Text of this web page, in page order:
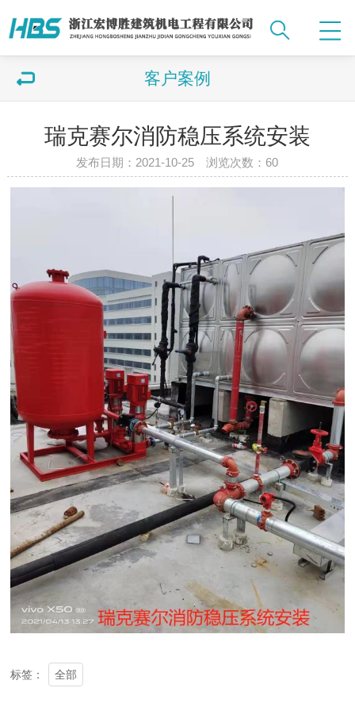
客户案例
瑞克赛尔消防稳压系统安装
发布日期：2021-10-25 浏览次数： 60
标签： 全部